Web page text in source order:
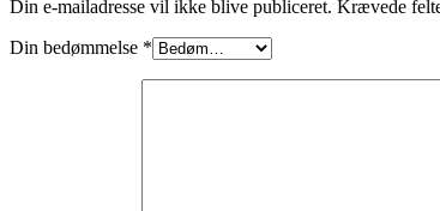
Din e-mailadresse vil ikke blive publiceret. Krævede
Din bedømmelse *